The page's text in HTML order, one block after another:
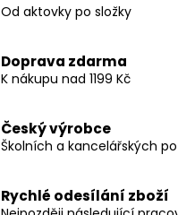
Od aktovky po složky
Doprava zdarma
K nákupu nad 1199 Kč
Český výrobce
Školních a kancelářských
Rychlé odesílání zboží